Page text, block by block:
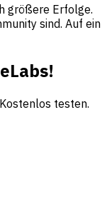
größere Erfolge.
sind. Auf ein
testen.